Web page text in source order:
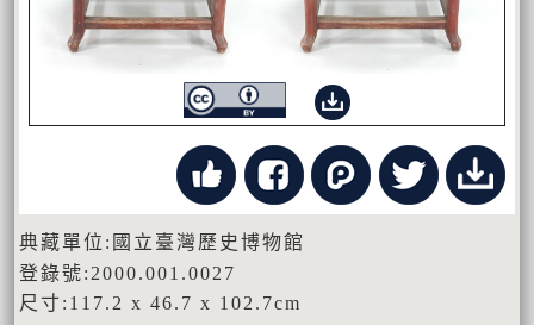
典藏單位:國立臺灣歷史博物館
登錄號:2000.001.0027
尺寸:117.2 x 46.7 x 102.7cm